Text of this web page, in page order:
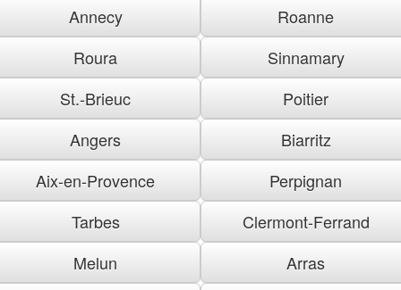
Annecy
Roanne
Roura
Sinnamary
St.-Brieuc
Poitier
Angers
Biarritz
Aix-en-Provence
Perpignan
Tarbes
Clermont-Ferrand
Melun
Arras